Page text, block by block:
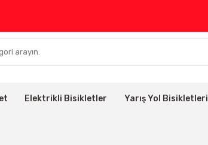
Elektrikli Bisikletler Yarış Yol Bisikletleri